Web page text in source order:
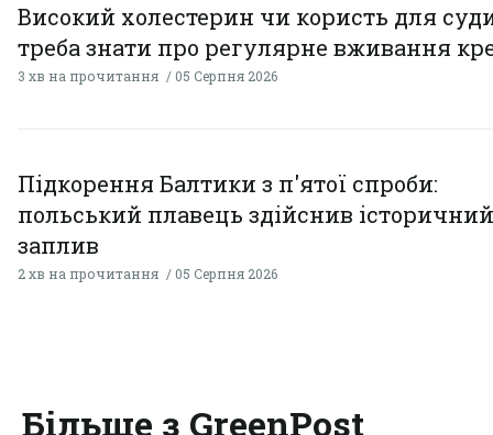
Високий холестерин чи користь для
треба знати про регулярне вживання
3 хв на прочитання 05 Серпня 2026
Підкорення Балтики з п'ятої спроби:
польський плавець здійснив історичний
заплив
2 хв на прочитання 05 Серпня 2026
Більше з GreenPost